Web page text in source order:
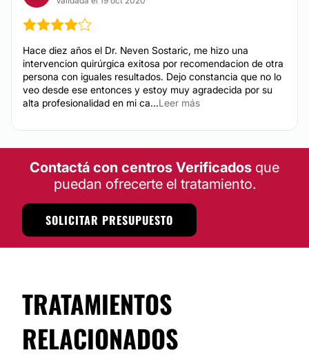
Hace diez años el Dr. Neven Sostaric, me hizo una
intervencion quirúrgica exitosa por recomendacion de otra
persona con iguales resultados. Dejo constancia que no lo
veo desde ese entonces y estoy muy agradecida por su
alta profesionalidad en mi ca...Leer más
Contactá con centros Verificados que
puedan ofrecerte el tratamiento.
SOLICITAR PRESUPUESTO
TRATAMIENTOS
RELACIONADOS